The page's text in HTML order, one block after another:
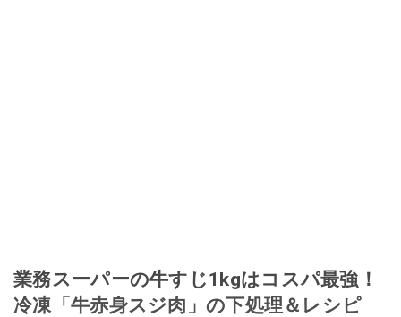
業務スーパーの牛すじ1kgはコスパ最強！
冷凍「牛赤身スジ肉」の下処理＆レシピ